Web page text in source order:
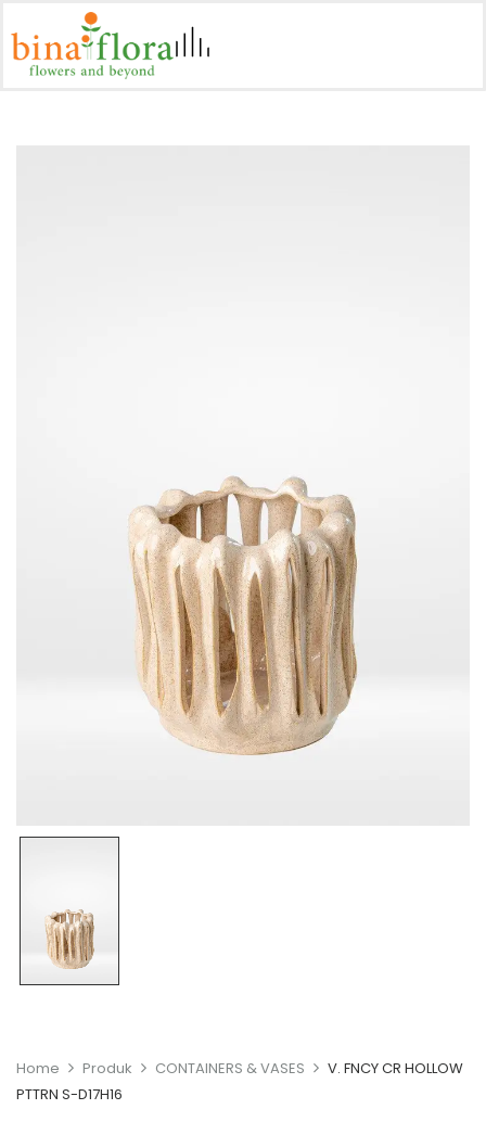
Home Produk CONTAINERS & VASES
V. FNCY CR HOLLOW
PTTRN S-D17H16